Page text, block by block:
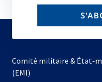
email
Comité militaire & État-
(EMI)